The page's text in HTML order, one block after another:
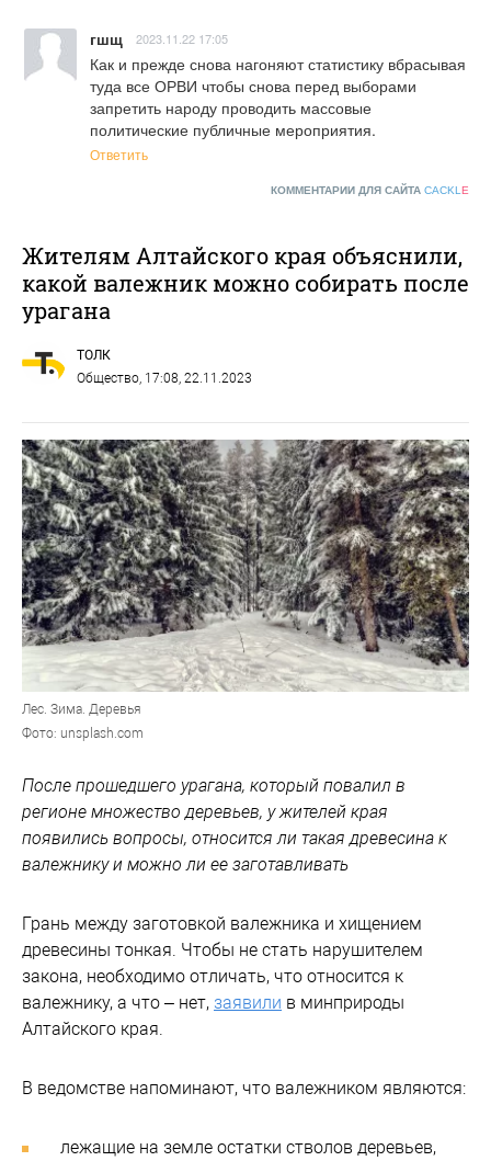
гшщ 2023.11.22 17:05
Как и прежде снова нагоняют статистику вбрасывая
туда все ОРВИ чтобы снова перед выборами
запретить народу проводить массовые
политические публичные мероприятия.
Ответить
КОММЕНТАРИИ ДЛЯ САЙТА CACKL E
Жителям Алтайского края объяснили,
какой валежник можно собирать после
урагана
ТОЛК
Общество, 17:08, 22.11.2023
Лес. Зима. Деревья
Фото: unsplash.com
После прошедшего урагана, который повалил в
регионе множество деревьев, у жителей края
появились вопросы, относится ли такая древесина к
валежнику и можно ли ее заготавливать
Грань между заготовкой валежника и хищением
древесины тонкая. Чтобы не стать нарушителем
закона, необходимо отличать, что относится к
валежнику, а что – нет, заявили в минприроды
Алтайского края.
В ведомстве напоминают, что валежником являются:
лежащие на земле остатки стволов деревьев,